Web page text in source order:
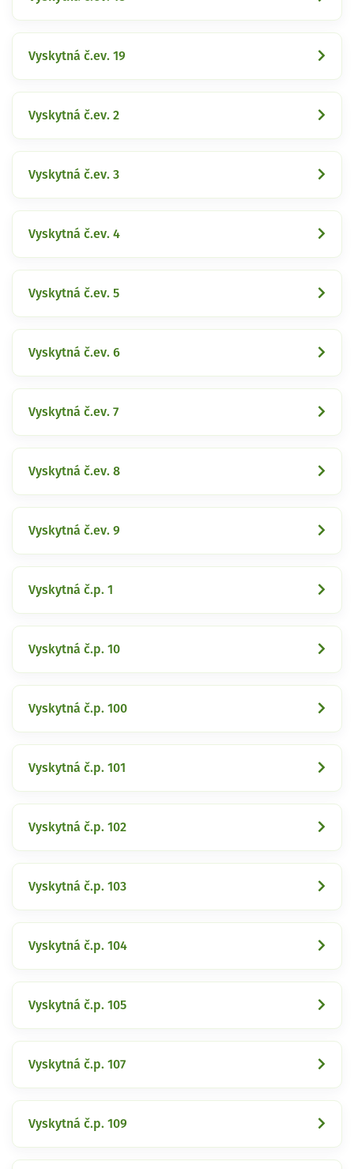
Vyskytná č.ev. 19
Vyskytná č.ev. 2
Vyskytná č.ev. 3
Vyskytná č.ev. 4
Vyskytná č.ev. 5
Vyskytná č.ev. 6
Vyskytná č.ev. 7
Vyskytná č.ev. 8
Vyskytná č.ev. 9
Vyskytná č.p. 1
Vyskytná č.p. 10
Vyskytná č.p. 100
Vyskytná č.p. 101
Vyskytná č.p. 102
Vyskytná č.p. 103
Vyskytná č.p. 104
Vyskytná č.p. 105
Vyskytná č.p. 107
Vyskytná č.p. 109